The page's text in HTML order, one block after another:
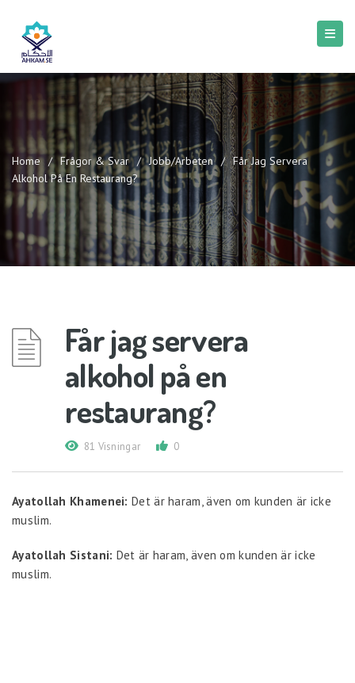
Home / Frågor & Svar / Jobb/Arbeten / Får Jag Servera
Alkohol På En Restaurang?
Får jag servera
alkohol på en
restaurang?
81 Visningar 0
Ayatollah Khamenei: Det är haram, även om kunden är icke
muslim.
Ayatollah Sistani: Det är haram, även om kunden är icke
muslim.